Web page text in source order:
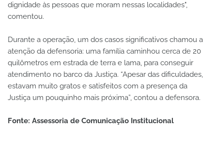
dignidade às pessoas que moram nessas localidades",
comentou.
Durante a operação, um dos casos significativos chamou a
atenção da defensoria: uma família caminhou cerca de 20
quilômetros em estrada de terra e lama, para conseguir
atendimento no barco da Justiça. “Apesar das dificuldades,
estavam muito gratos e satisfeitos com a presença da
Justiça um pouquinho mais próxima”, contou a defensora.
Fonte: Assessoria de Comunicação Institucional